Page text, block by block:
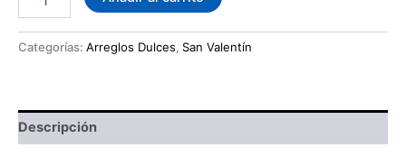
celebración
dulces
Categorías: Arreglos Dulces, San Valentín
Descripción